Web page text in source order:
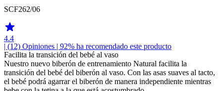
SCF262/06
4.4
| (12) Opiniones | 92% ha recomendado este producto
Facilita la transición del bebé al vaso
Nuestro nuevo biberón de entrenamiento Natural facilita la
transición del bebé del biberón al vaso. Con las asas suaves al tacto,
el bebé podrá agarrar el biberón de manera independiente mientras